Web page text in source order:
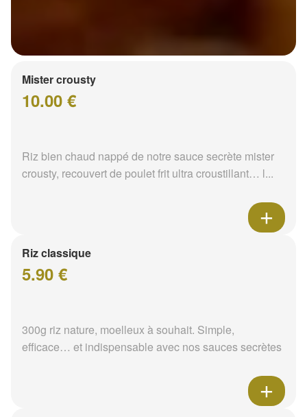
Mister crousty
10.00 €
Riz bien chaud nappé de notre sauce secrète mister
crousty, recouvert de poulet frit ultra croustillant… l...
Riz classique
5.90 €
300g riz nature, moelleux à souhait. Simple,
efficace… et indispensable avec nos sauces secrètes